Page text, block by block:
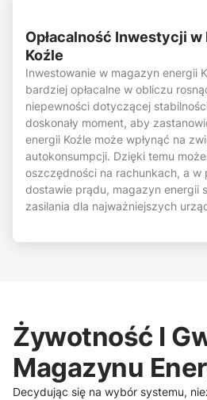
Opłacalność Inwestycji w
Koźle
Inwestowanie w magazyn energii
bardziej opłacalne w obliczu
niepewności dotyczącej
doskonały moment, aby
energii Koźle może wpłynąć na
autokonsumpcji. Dzięki temu
oszczędności na rachunkach, a
dostawie prądu, magazyn energii
zasilania dla najważniejszych
Żywotność I
Magazynu
Decydując się na wybór systemu,